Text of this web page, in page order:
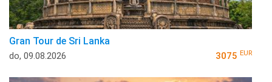
Gran Tour de Sri Lanka
do, 09.08.2026 3075 EUR